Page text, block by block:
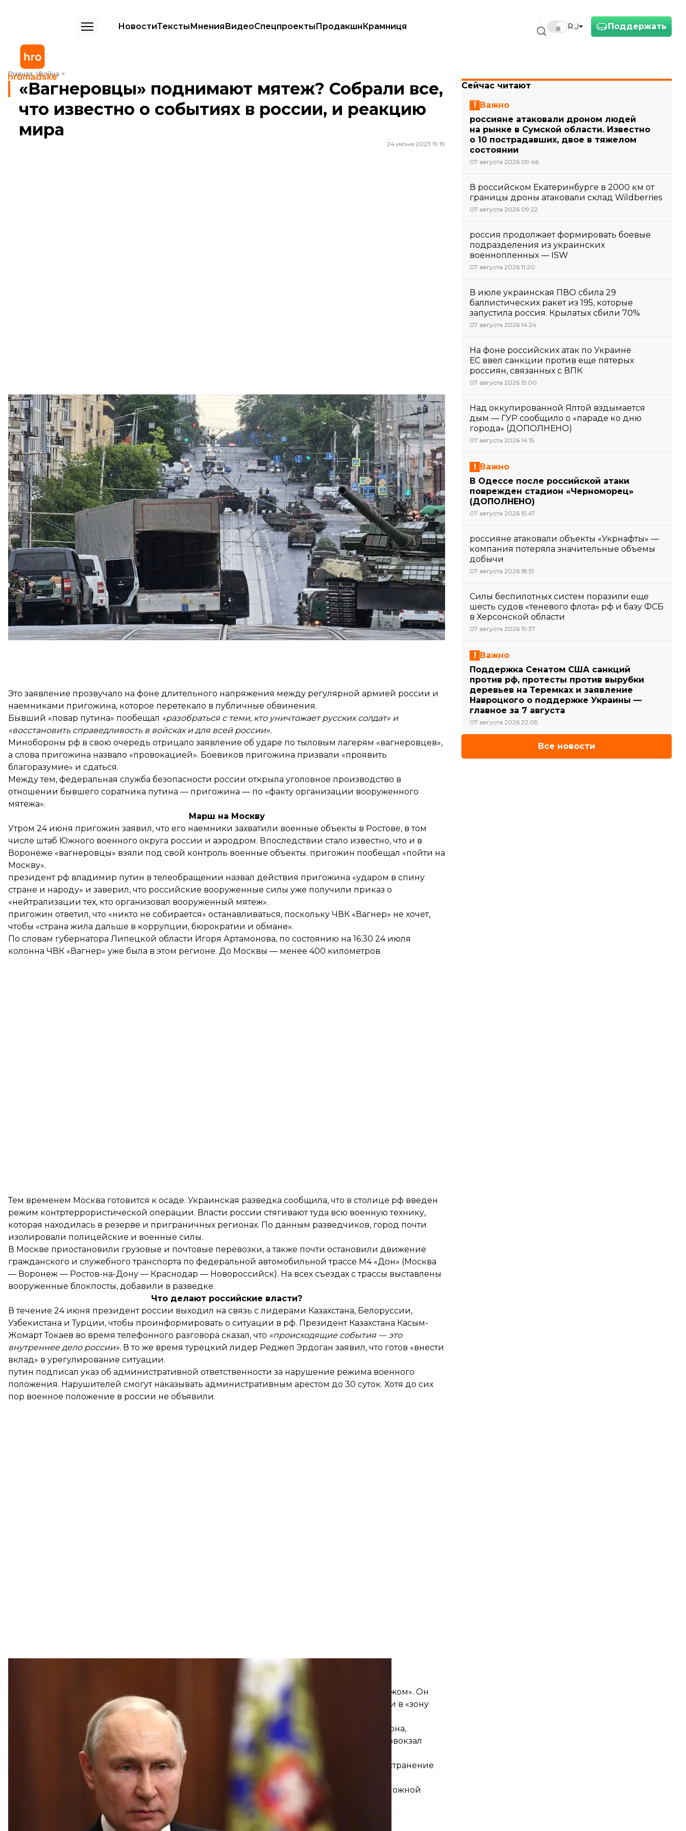
Поддержать
RU
НовостиТекстыМненияВидеоСпецпроектыПродакшнКрамниця
Главная Война
«Вагнеровцы» поднимают мятеж? Собрали все, что известно о событиях в россии, и реакцию мира
«Вагнеровцы» поднимают мятеж? Собрали все,
что известно о событиях в россии, и реакцию
мира
24 июня 2023 19:19
Техника ЧВК «Вагнер» в Ростове-на-Дону, 24 июня 2023 года
российские СМИ
Владелец ЧВК «Вагнер» евгений пригожин обвинил армию рф в ударе по лагерям частной
военной компании «Вагнер» и в ответ пошел войсками на Москву. Собрали все, что известно о
ситуации в россии и как на это реагирует мир.
С чего все началось?
Вечером 23 июня владелец ЧВК «Вагнер» евгений пригожин публично
заявил, что российские
войска ударили ракетами по тыловым лагерям его наемников, и пообещал «ответ». Минобороны
россии отвергло его слова. Он призвал «разобраться» с военным руководством страны.
«Нас 25 тысяч и мы идем разбираться, почему в стране происходит беспредел. 25 тысяч ожидает как
тактический резерв, а стратегический резерв
—это вся армия и вся страна. Все, кто хочет,
присоединяйтесь»
, —говорится в сообщении пригожина.
Это заявление прозвучало на фоне длительного напряжения между регулярной армией россии и
наемниками пригожина, которое перетекало в публичные обвинения.
Бывший «повар путина» пообещал «разобраться с теми, кто уничтожает русских солдат» и
«восстановить справедливость в войсках и для всей россии».
Минобороны рф в свою очередь отрицало заявление об ударе по тыловым лагерям «вагнеровцев»,
а слова пригожина назвало «провокацией». Боевиков пригожина призвали «проявить
благоразумие» и сдаться.
Между тем, федеральная служба безопасности россии открыла уголовное производство в
отношении бывшего соратника путина — пригожина — по «факту организации вооруженного
мятежа».
Марш на Москву
Утром 24 июня пригожин заявил, что его наемники захватили военные объекты в Ростове, в том
числе штаб Южного военного округа россии и аэродром. Впоследствии стало известно, что и в
Воронеже «вагнеровцы» взяли под свой контроль военные объекты. пригожин пообещал «пойти на
Москву».
президент рф владимир путин в телеобращении назвал действия пригожина «ударом в спину
стране и народу» и заверил, что российские вооруженные силы уже получили приказ о
«нейтрализации тех, кто организовал вооруженный мятеж».
пригожин ответил, что «никто не собирается» останавливаться, поскольку ЧВК «Вагнер» не хочет,
чтобы «страна жила дальше в коррупции, бюрократии и обмане».
По словам губернатора Липецкой области Игоря Артамонова, по состоянию на 16:30 24 июля
колонна ЧВК «Вагнер» уже была в этом регионе. До Москвы — менее 400 километров.
Тем временем Москва готовится к осаде. Украинская разведка сообщила, что в столице рф введен
режим контртеррористической операции. Власти россии стягивают туда всю военную технику,
которая находилась в резерве и приграничных регионах. По данным разведчиков, город почти
изолировали полицейские и военные силы.
В Москве приостановили грузовые и почтовые перевозки, а также почти остановили движение
гражданского и служебного транспорта по федеральной автомобильной трассе М4 «Дон» (Москва
— Воронеж — Ростов-на-Дону — Краснодар — Новороссийск). На всех съездах с трассы выставлены
вооруженные блокпосты, добавили в разведке.
Что делают российские власти?
В течение 24 июня президент россии выходил на связь с лидерами Казахстана, Белоруссии,
Узбекистана и Турции, чтобы проинформировать о ситуации в рф. Президент Казахстана Касым-
Жомарт Токаев во время телефонного разговора сказал, что «происходящие события — это
внутреннее дело россии». В то же время турецкий лидер Реджеп Эрдоган заявил, что готов «внести
вклад» в урегулирование ситуации.
путин подписал указ об административной ответственности за нарушение режима военного
положения. Нарушителей смогут наказывать административным арестом до 30 суток. Хотя до сих
пор военное положение в россии не объявили.
владимир путин во время обращения 24 июня 2023 года
действия ЧВК «Вагнер» «настоящим военным мятежом». Он
заявил, что военные Минобороны рф и росгвардии из его республики уже якобы уехали в «зону
Власти Калужской области
ограничилидвижение автотранспорта на территориях региона,
прилегающих к Тульской, Брянской, Орловской и Смоленской областям. А главный автовокзал
отменилвсе рейсы.
ограничилдоступ к ряду интернет-ресурсов, чтобы «прекратить распространение
призывов к участию в военном мятеже».
объявил
понедельник 26 июня дополнительным выходным днем из-за «сложной
ситуации» и призвал воздержаться от поездок по городу.
Как реагирует мир?
Представитель Совета нацбезопасностиСШААдам Ходж заверил , что Джо Байден
Сейчас читают
Важно
россияне атаковали дроном людей
на рынке в Сумской области. Известно
о 10 пострадавших, двое в тяжелом
состоянии
07 августа 2026 09:46
В российском Екатеринбурге в 2000 км от
границы дроны атаковали склад Wildberries
07 августа 2026 09:22
россия продолжает формировать боевые
подразделения из украинских
военнопленных — ISW
07 августа 2026 11:20
В июле украинская ПВО сбила 29
баллистических ракет из 195, которые
запустила россия. Крылатых сбили 70%
07 августа 2026 14:24
На фоне российских атак по Украине
ЕС ввел санкции против еще пятерых
россиян, связанных с ВПК
07 августа 2026 15:00
Над оккупированной Ялтой вздымается
дым — ГУР сообщило о «параде ко дню
города» (ДОПОЛНЕНО)
07 августа 2026 14:15
Важно
В Одессе после российской атаки
поврежден стадион «Черноморец»
(ДОПОЛНЕНО)
07 августа 2026 15:47
россияне атаковали объекты «Укрнафты» —
компания потеряла значительные объемы
добычи
07 августа 2026 18:51
Силы беспилотных систем поразили еще
шесть судов «теневого флота» рф и базу ФСБ
в Херсонской области
07 августа 2026 19:37
Важно
Поддержка Сенатом США санкций
против рф, протесты против вырубки
деревьев на Теремках и заявление
Навроцкого о поддержке Украины —
главное за 7 августа
07 августа 2026 22:05
Все новости